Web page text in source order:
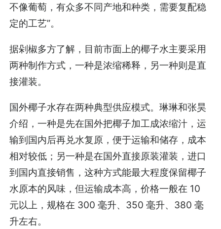
不像葡萄，有众多不同产地和种类，需要复配稳
定的工艺”。
据剁椒多方了解，目前市面上的椰子水主要采用
两种制作方式，一种是浓缩稀释，另一种则是直
接灌装。
国外椰子水存在两种典型供应模式。琳琳和张昊
介绍，一种是先在国外把椰子加工成浓缩汁，运
输到国内后再兑水复原，便于运输和储存，成本
相对较低；另一种是在国外直接原装灌装，进口
到国内直接销售，这种方式能最大程度保留椰子
水原本的风味，但运输成本高，价格一般在 10
元以上，规格在 300 毫升、350 毫升、380 毫
升左右。